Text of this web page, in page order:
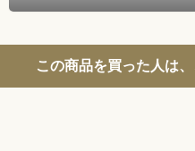
この商品を買った人は